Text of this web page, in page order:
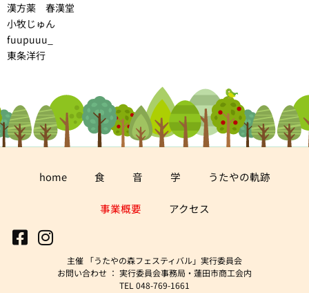
漢方薬 春漢堂
小牧じゅん
fuupuuu_
東条洋行
home 食 音 学 うたやの軌跡
事業概要 アクセス
主催 「うたやの森フェスティバル」実行委員会
お問い合わせ ： 実行委員会事務局・蓮田市商工会内
TEL 048-769-1661